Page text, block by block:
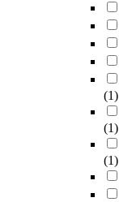
(1)
(1)
(1)